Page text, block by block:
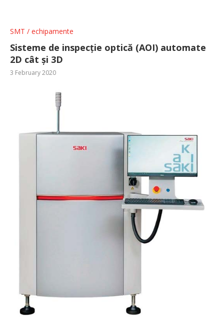
SMT / echipamente
Sisteme de inspecție optică (AOI) automate
2D cât și 3D
3 February 2020